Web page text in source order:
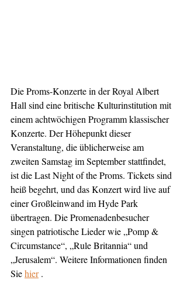
Die Proms-Konzerte in der Royal Albert
Hall sind eine britische Kulturinstitution mit
einem achtwöchigen Programm klassischer
Konzerte. Der Höhepunkt dieser
Veranstaltung, die üblicherweise am
zweiten Samstag im September stattfindet,
ist die Last Night of the Proms. Tickets sind
heiß begehrt, und das Konzert wird live auf
einer Großleinwand im Hyde Park
übertragen. Die Promenadenbesucher
singen patriotische Lieder wie „Pomp &
Circumstance“, „Rule Britannia“ und
„Jerusalem“. Weitere Informationen finden
Sie hier .